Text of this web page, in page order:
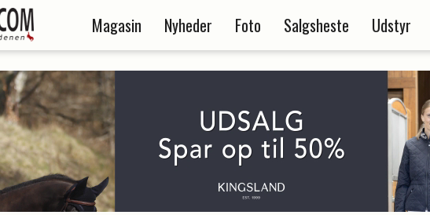
Magasin Nyheder Foto Salgsheste Udstyr